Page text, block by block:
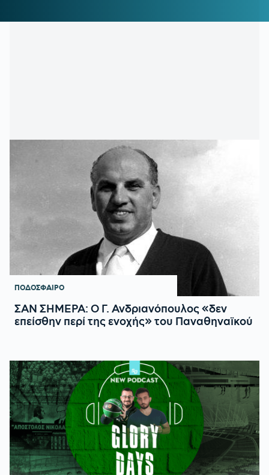
ΠΟΔΟΣΦΑΙΡΟ
ΣΑΝ ΣΗΜΕΡΑ: Ο Γ. Ανδριανόπουλος «δεν
επείσθην περί της ενοχής» του Παναθηναϊκού